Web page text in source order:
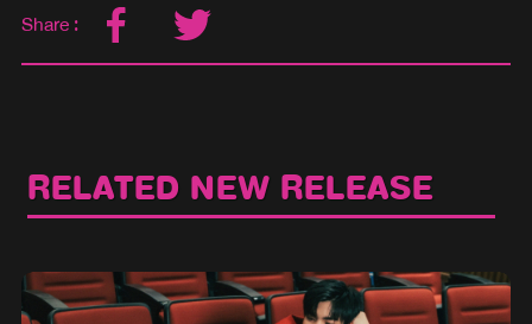
Share :
RELATED NEW RELEASE